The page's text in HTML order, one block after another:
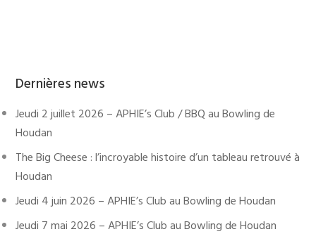
Dernières news
Jeudi 2 juillet 2026 – APHIE’s Club / BBQ au Bowling de
Houdan
The Big Cheese : l’incroyable histoire d’un tableau retrouvé à
Houdan
Jeudi 4 juin 2026 – APHIE’s Club au Bowling de Houdan
Jeudi 7 mai 2026 – APHIE’s Club au Bowling de Houdan